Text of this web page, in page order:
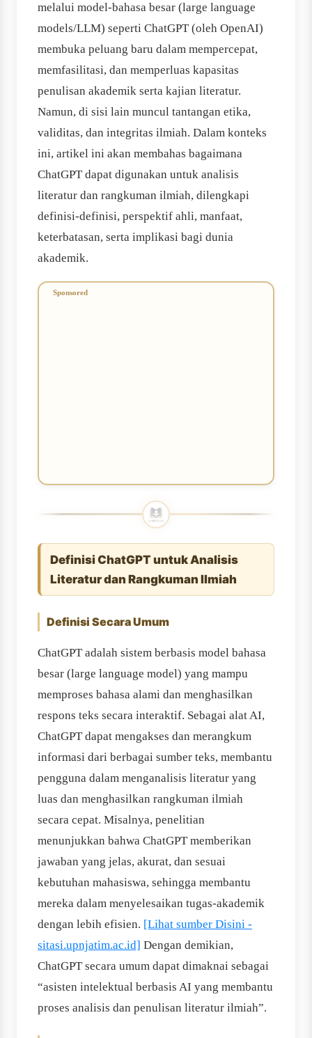
melalui model-bahasa besar (large language
models/LLM) seperti ChatGPT (oleh OpenAI)
membuka peluang baru dalam mempercepat,
memfasilitasi, dan memperluas kapasitas
penulisan akademik serta kajian literatur.
Namun, di sisi lain muncul tantangan etika,
validitas, dan integritas ilmiah. Dalam konteks
ini, artikel ini akan membahas bagaimana
ChatGPT dapat digunakan untuk analisis
literatur dan rangkuman ilmiah, dilengkapi
definisi-definisi, perspektif ahli, manfaat,
keterbatasan, serta implikasi bagi dunia
akademik.
Definisi ChatGPT untuk Analisis
Literatur dan Rangkuman Ilmiah
Definisi Secara Umum
ChatGPT adalah sistem berbasis model bahasa
besar (large language model) yang mampu
memproses bahasa alami dan menghasilkan
respons teks secara interaktif. Sebagai alat AI,
ChatGPT dapat mengakses dan merangkum
informasi dari berbagai sumber teks, membantu
pengguna dalam menganalisis literatur yang
luas dan menghasilkan rangkuman ilmiah
secara cepat. Misalnya, penelitian
menunjukkan bahwa ChatGPT memberikan
jawaban yang jelas, akurat, dan sesuai
kebutuhan mahasiswa, sehingga membantu
mereka dalam menyelesaikan tugas-akademik
dengan lebih efisien. [Lihat sumber Disini -
sitasi.upnjatim.ac.id] Dengan demikian,
ChatGPT secara umum dapat dimaknai sebagai
“asisten intelektual berbasis AI yang membantu
proses analisis dan penulisan literatur ilmiah”.